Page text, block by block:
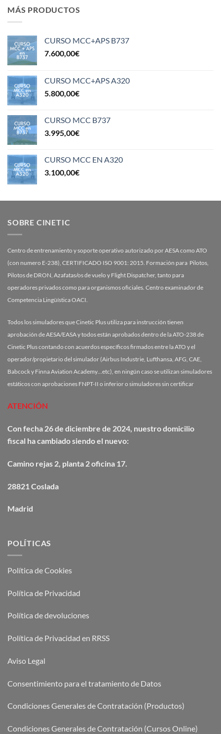
MÁS PRODUCTOS
CURSO MCC+APS B737
7.600,00€
CURSO MCC+APS A320
5.800,00€
CURSO MCC B737
3.995,00€
CURSO MCC EN A320
3.100,00€
SOBRE CINETIC
Centro de entrenamiento y soporte operativo autorizado por AESA como ATO
(con numero E-238), CERTIFICADO ISO 9001: 2015. Formación para Pilotos,
Pilotos de DRON, Azafatas/os de vuelo y Flight Dispatcher, tanto para
operadores privados como para organismos oficiales. Centro examinador de
Competencia Lingüística OACI.
Todos los simuladores que Cinetic Plus utiliza para instrucción tienen
aprobación de AESA/EASA y todos están aprobados dentro de la ATO-238 de
Cinetic Plus contando con acuerdos específicos firmados entre la ATO y el
operador/propietario del simulador (Airbus Industrie, Lufthansa, AFG, CAE,
Babcock y Finna Aviation Academy…etc), en ningún caso se utilizan simuladores
estáticos con aprobaciones FNPT-II o inferior o simuladores sin certificar
ATENCIÓN
Con fecha 26 de diciembre de 2024, nuestro domicilio
fiscal ha cambiado siendo el nuevo:
Camino rejas 2, planta 2 oficina 17.
28821 Coslada
Madrid
POLÍTICAS
Política de Cookies
Política de Privacidad
Política de devoluciones
Política de Privacidad en RRSS
Aviso Legal
Consentimiento para el tratamiento de Datos
Condiciones Generales de Contratación (Productos)
Condiciones Generales de Contratación (Cursos Online)